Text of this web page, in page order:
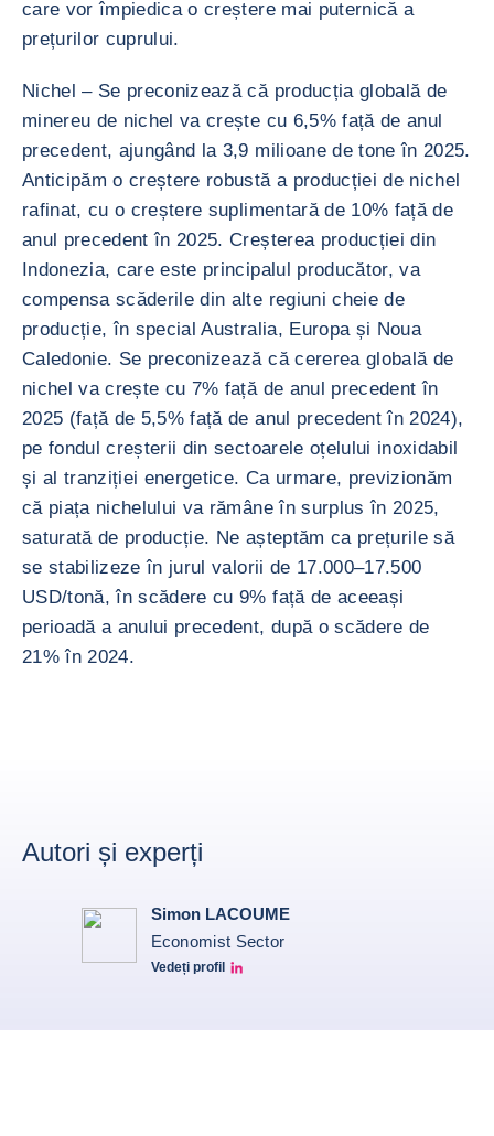
care vor împiedica o creștere mai puternică a
prețurilor cuprului.
Nichel – Se preconizează că producția globală de
minereu de nichel va crește cu 6,5% față de anul
precedent, ajungând la 3,9 milioane de tone în 2025.
Anticipăm o creștere robustă a producției de nichel
rafinat, cu o creștere suplimentară de 10% față de
anul precedent în 2025. Creșterea producției din
Indonezia, care este principalul producător, va
compensa scăderile din alte regiuni cheie de
producție, în special Australia, Europa și Noua
Caledonie. Se preconizează că cererea globală de
nichel va crește cu 7% față de anul precedent în
2025 (față de 5,5% față de anul precedent în 2024),
pe fondul creșterii din sectoarele oțelului inoxidabil
și al tranziției energetice. Ca urmare, previzionăm
că piața nichelului va rămâne în surplus în 2025,
saturată de producție. Ne așteptăm ca prețurile să
se stabilizeze în jurul valorii de 17.000–17.500
USD/tonă, în scădere cu 9% față de aceeași
perioadă a anului precedent, după o scădere de
21% în 2024.
Autori și experți
Simon LACOUME
Economist Sector
Vedeți profil
Simon Lacoume linkedin